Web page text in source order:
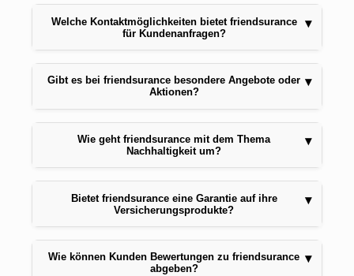
Welche Kontaktmöglichkeiten bietet friendsurance
für Kundenanfragen?
▾
Gibt es bei friendsurance besondere Angebote oder
Aktionen?
▾
Wie geht friendsurance mit dem Thema
Nachhaltigkeit um?
▾
Bietet friendsurance eine Garantie auf ihre
Versicherungsprodukte?
▾
Wie können Kunden Bewertungen zu friendsurance
abgeben?
▾